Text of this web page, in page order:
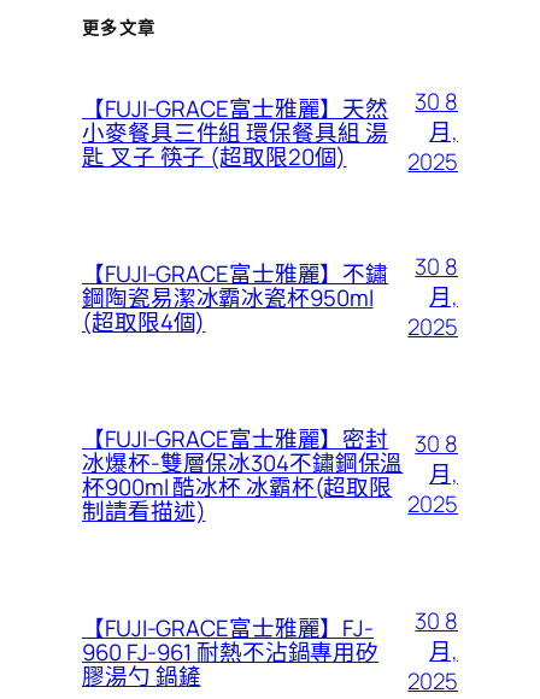
更多文章
【FUJI-GRACE富士雅麗】天然
小麥餐具三件組 環保餐具組 湯
匙 叉子 筷子 (超取限20個)
30 8
月,
2025
【FUJI-GRACE富士雅麗】不鏽
鋼陶瓷易潔冰霸冰瓷杯950ml
(超取限4個)
30 8
月,
2025
【FUJI-GRACE富士雅麗】密封
冰爆杯-雙層保冰304不鏽鋼保溫
杯900ml 酷冰杯 冰霸杯(超取限
制請看描述)
30 8
月,
2025
【FUJI-GRACE富士雅麗】FJ-
960 FJ-961 耐熱不沾鍋專用矽
膠湯勺 鍋鏟
30 8
月,
2025